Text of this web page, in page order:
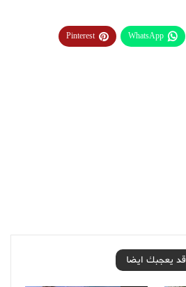
WhatsApp
Pinterest
قد يعجبك ايضا